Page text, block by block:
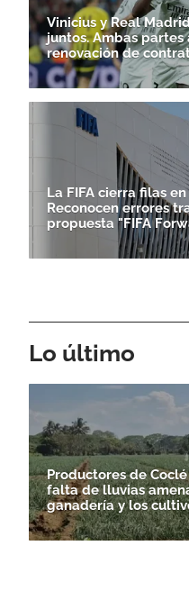
Vinicius y Real
juntos. Ambas partes
renovación de
La FIFA cierra filas
Reconocen errores
propuesta "FIFA
Lo último
Productores de
falta de lluvias
ganadería y los